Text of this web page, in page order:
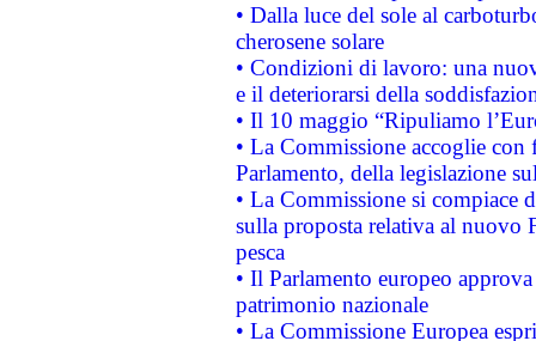
• Dalla luce del sole al
cherosene solare
• Condizioni di lavoro: una
e il deteriorarsi della
• Il 10 maggio “Ripuliamo
• La Commissione accoglie
Parlamento, della legislazione
• La Commissione si compiace
sulla proposta relativa al nuovo
pesca
• Il Parlamento europeo
patrimonio nazionale
• La Commissione Europea